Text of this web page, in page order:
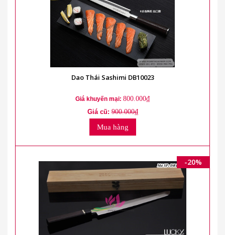
Dao Thái Sashimi DB10023
Giá khuyến mại: 800.000₫
Giá cũ:900.000₫
Mua hàng
-20%